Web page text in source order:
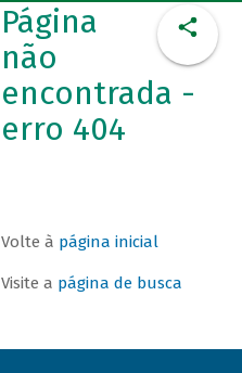
Página
não
encontrada -
erro 404
Volte à página inicial
Visite a página de busca